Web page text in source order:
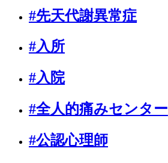
#先天代謝異常症
#入所
#入院
#全人的痛みセンター
#公認心理師